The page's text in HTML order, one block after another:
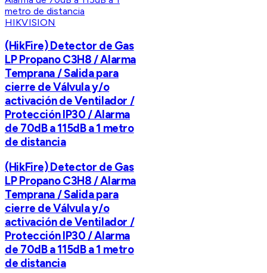
HIKVISION
(HikFire) Detector de Gas
LP Propano C3H8 / Alarma
Temprana / Salida para
cierre de Válvula y/o
activación de Ventilador /
Protección IP30 / Alarma
de 70dB a 115dB a 1 metro
de distancia
(HikFire) Detector de Gas
LP Propano C3H8 / Alarma
Temprana / Salida para
cierre de Válvula y/o
activación de Ventilador /
Protección IP30 / Alarma
de 70dB a 115dB a 1 metro
de distancia